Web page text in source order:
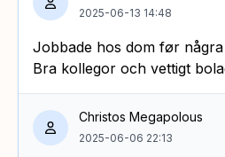
2025-06-13 14:48
Jobbade hos dom før några
Bra kollegor och vettigt
Christos Megapolous
2025-06-06 22:13